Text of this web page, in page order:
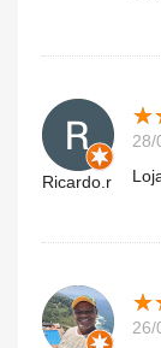
Ricardo.r
★
★
28/
★
★
26/